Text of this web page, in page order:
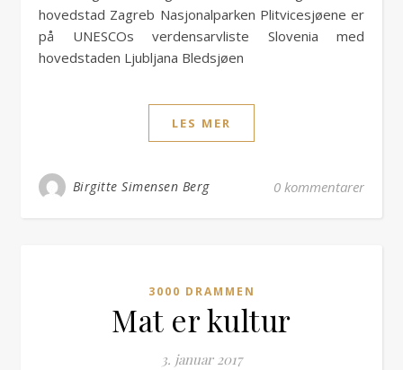
hovedstad Zagreb Nasjonalparken Plitvicesjøene er
på UNESCOs verdensarvliste Slovenia med
hovedstaden Ljubljana Bledsjøen
LES MER
Birgitte Simensen Berg 0 kommentarer
3000 DRAMMEN
Mat er kultur
3. januar 2017